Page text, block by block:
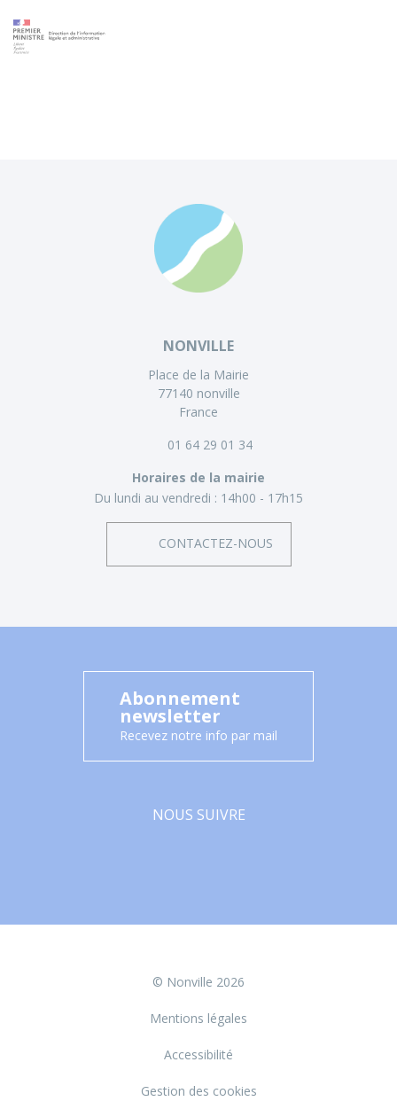
NONVILLE
Place de la Mairie
77140 nonville
France
01 64 29 01 34
Horaires de la mairie
Du lundi au vendredi : 14h00 - 17h15
CONTACTEZ-NOUS
Abonnement
newsletter
Recevez notre info par mail
NOUS SUIVRE
© Nonville 2026
Mentions légales
Accessibilité
Gestion des cookies